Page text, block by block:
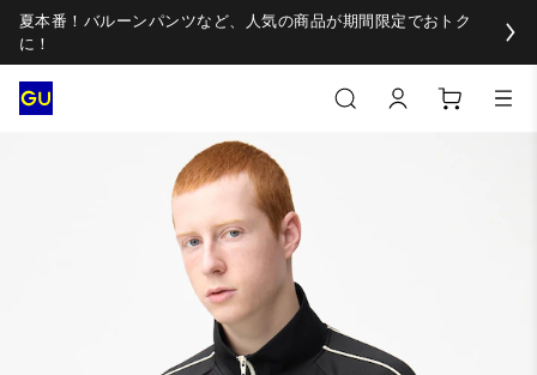
夏本番！バルーンパンツなど、人気の商品が期間限定でおトク
に！